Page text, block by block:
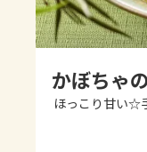
レシピ
よくある
かぼちゃ
ほっこり甘い☆